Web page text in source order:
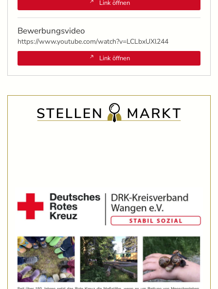
Link öffnen
Bewerbungsvideo
https://www.youtube.com/watch?v=LCLbxUXl244
Link öffnen